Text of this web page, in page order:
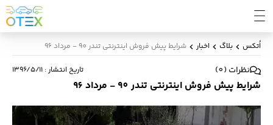
اُتکس بلاگ اخبار شرایط پیش فروش اینترنتی تندر 90 - مرداد 96
نظرات (
0
) تاریخ انتشار: ۱۳۹۶/۵/۱۱
شرایط پیش فروش اینترنتی تندر 90 - مرداد 96